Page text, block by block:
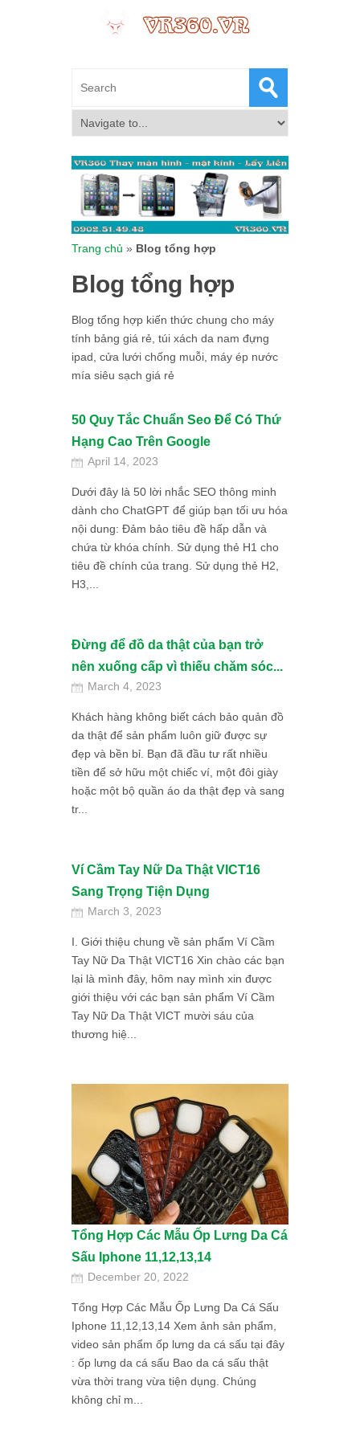
Trang chủ » Blog tổng hợp
Blog tổng hợp
Blog tổng hợp kiến thức chung cho máy
tính bảng giá rẻ, túi xách da nam đựng
ipad, cửa lưới chống muỗi, máy ép nước
mía siêu sạch giá rẻ
50 Quy Tắc Chuẩn Seo Để Có Thứ
Hạng Cao Trên Google
April 14, 2023
Dưới đây là 50 lời nhắc SEO thông minh
dành cho ChatGPT để giúp bạn tối ưu hóa
nội dung: Đảm bảo tiêu đề hấp dẫn và
chứa từ khóa chính. Sử dụng thẻ H1 cho
tiêu đề chính của trang. Sử dụng thẻ H2,
H3,...
Đừng để đồ da thật của bạn trở
nên xuống cấp vì thiếu chăm sóc...
March 4, 2023
Khách hàng không biết cách bảo quản đồ
da thật để sản phẩm luôn giữ được sự
đẹp và bền bỉ. Bạn đã đầu tư rất nhiều
tiền để sở hữu một chiếc ví, một đôi giày
hoặc một bộ quần áo da thật đẹp và sang
tr...
Ví Cầm Tay Nữ Da Thật VICT16
Sang Trọng Tiện Dụng
March 3, 2023
I. Giới thiệu chung về sản phẩm Ví Cầm
Tay Nữ Da Thật VICT16 Xin chào các bạn
lại là mình đây, hôm nay mình xin được
giới thiệu với các bạn sản phẩm Ví Cầm
Tay Nữ Da Thật VICT mười sáu của
thương hiệ...
Tổng Hợp Các Mẫu Ốp Lưng Da Cá
Sấu Iphone 11,12,13,14
December 20, 2022
Tổng Hợp Các Mẫu Ốp Lưng Da Cá Sấu
Iphone 11,12,13,14 Xem ảnh sản phẩm,
video sản phẩm ốp lưng da cá sấu tại đây
: ốp lưng da cá sấu Bao da cá sấu thật
vừa thời trang vừa tiện dụng. Chúng
không chỉ m...